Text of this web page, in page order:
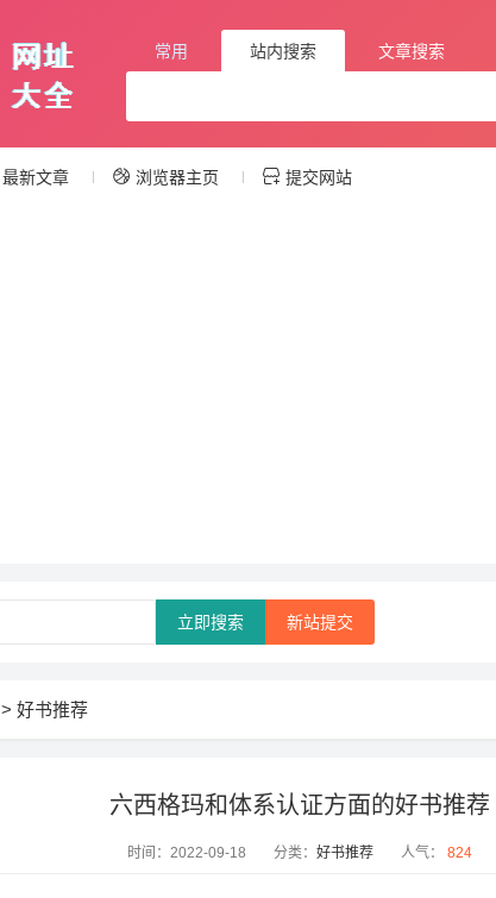
常用 站内搜索 文章搜索
最新文章 浏览器主页 提交网站
新站提交
立即搜索
> 好书推荐
六西格玛和体系认证方面的好书推荐
时间：2022-09-18 分类：好书推荐 人气： 824